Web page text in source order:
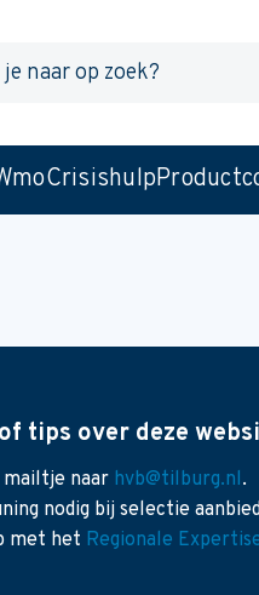
Crisishulp
tips over deze
naar hvb@tilburg.nl.
nodig bij selectie
met het Regionale